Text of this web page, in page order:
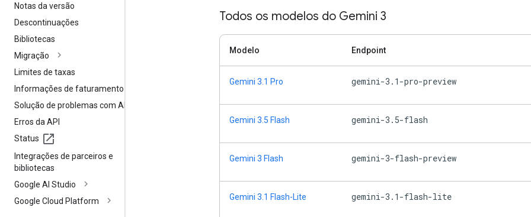
Notas da versão
Descontinuações
Bibliotecas
Migração
Limites de taxas
Informações de faturamento
Solução de problemas com APIs
Erros da API
Status
Integrações de parceiros e
bibliotecas
Google AI Studio
Google Cloud Platform
Todos os modelos do Gemini 3
Modelo Endpoint
Gemini 3.1 Pro gemini-3.1-pro-preview
Gemini 3.5 Flash gemini-3.5-flash
Gemini 3 Flash gemini-3-flash-preview
Gemini 3.1 Flash-Lite gemini-3.1-flash-lite